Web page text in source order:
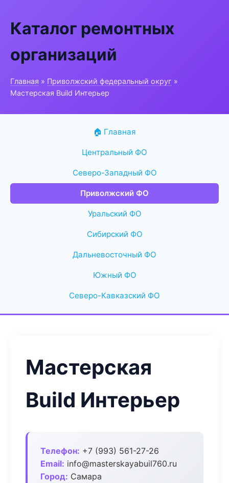
Каталог ремонтных
организаций
Главная » Приволжский федеральный округ »
Мастерская Build Интерьер
🏠 Главная
Центральный ФО
Северо-Западный ФО
Приволжский ФО
Уральский ФО
Сибирский ФО
Дальневосточный ФО
Южный ФО
Северо-Кавказский ФО
Мастерская
Build Интерьер
Телефон: +7 (993) 561-27-26
Email: info@masterskayabuil760.ru
Город: Самара